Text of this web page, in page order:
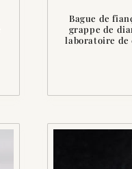
Bague de
grappe de
laboratoire de